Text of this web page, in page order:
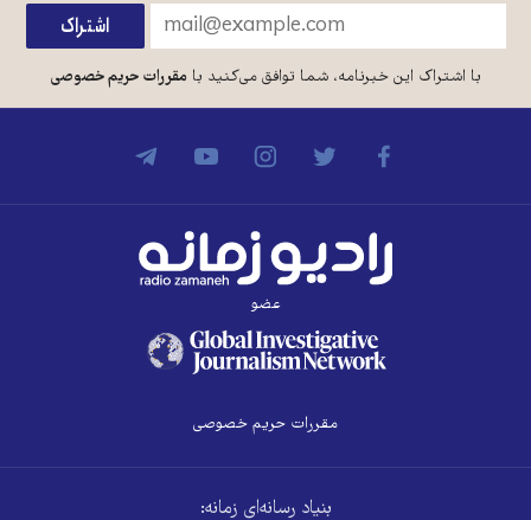
با اشتراک این خبرنامه، شما توافق می‌کنید بامقررات حریم خصوصی
عضو
مقررات حریم خصوصی
بنیاد رسانه‌ای زمانه: